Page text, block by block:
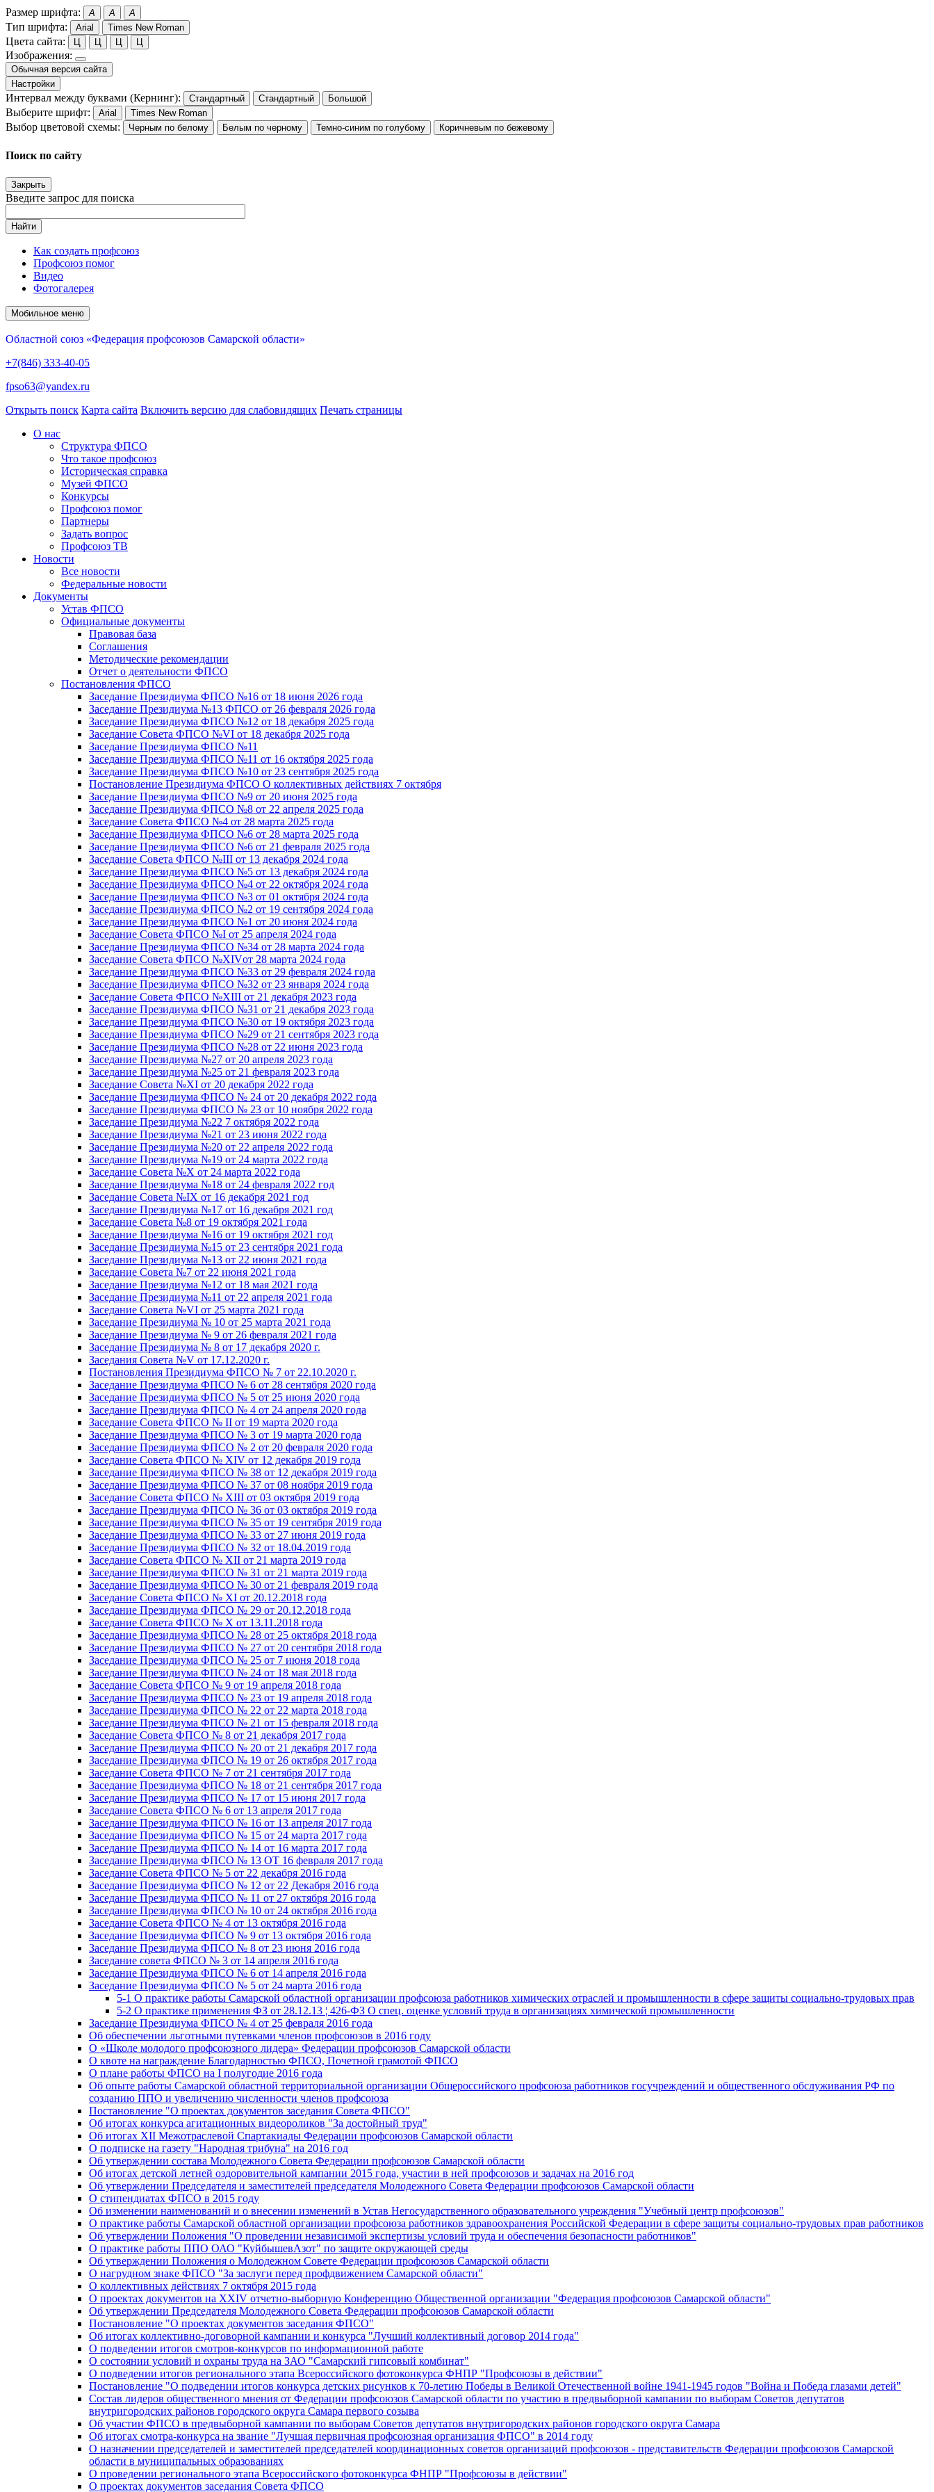
Размер шрифта: A A A
Тип шрифта: Arial Times New Roman
Цвета сайта: Ц Ц Ц Ц
Изображения:
Обычная версия сайта
Настройки
Интервал между буквами (Кернинг): Стандартный Стандартный Большой
Выберите шрифт: Arial Times New Roman
Выбор цветовой схемы: Черным по белому Белым по черному Темно-синим по голубому Коричневым по бежевому
Поиск по сайту
Закрыть
Введите запрос для поиска
Найти
Как создать профсоюз
Профсоюз помог
Видео
Фотогалерея
Мобильное меню
Областной союз «Федерация профсоюзов Самарской области»
+7(846) 333-40-05
fpso63@yandex.ru
Открыть поиск Карта сайта Включить версию для слабовидящих Печать страницы
О нас
Структура ФПСО
Что такое профсоюз
Историческая справка
Музей ФПСО
Конкурсы
Профсоюз помог
Партнеры
Задать вопрос
Профсоюз ТВ
Новости
Все новости
Федеральные новости
Документы
Устав ФПСО
Официальные документы
Правовая база
Соглашения
Методические рекомендации
Отчет о деятельности ФПСО
Постановления ФПСО
Заседание Президиума ФПСО №16 от 18 июня 2026 года
Заседание Президиума №13 ФПСО от 26 февраля 2026 года
Заседание Президиума ФПСО №12 от 18 декабря 2025 года
Заседание Совета ФПСО №VI от 18 декабря 2025 года
Заседание Президиума ФПСО №11
Заседание Президиума ФПСО №11 от 16 октября 2025 года
Заседание Президиума ФПСО №10 от 23 сентября 2025 года
Постановление Президиума ФПСО О коллективных действиях 7 октября
Заседание Президиума ФПСО №9 от 20 июня 2025 года
Заседание Президиума ФПСО №8 от 22 апреля 2025 года
Заседание Совета ФПСО №4 от 28 марта 2025 года
Заседание Президиума ФПСО №6 от 28 марта 2025 года
Заседание Президиума ФПСО №6 от 21 февраля 2025 года
Заседание Совета ФПСО №III от 13 декабря 2024 года
Заседание Президиума ФПСО №5 от 13 декабря 2024 года
Заседание Президиума ФПСО №4 от 22 октября 2024 года
Заседание Президиума ФПСО №3 от 01 октября 2024 года
Заседание Президиума ФПСО №2 от 19 сентября 2024 года
Заседание Президиума ФПСО №1 от 20 июня 2024 года
Заседание Совета ФПСО №I от 25 апреля 2024 года
Заседание Президиума ФПСО №34 от 28 марта 2024 года
Заседание Совета ФПСО №XIVот 28 марта 2024 года
Заседание Президиума ФПСО №33 от 29 февраля 2024 года
Заседание Президиума ФПСО №32 от 23 января 2024 года
Заседание Совета ФПСО №XIII от 21 декабря 2023 года
Заседание Президиума ФПСО №31 от 21 декабря 2023 года
Заседание Президиума ФПСО №30 от 19 октября 2023 года
Заседание Президиума ФПСО №29 от 21 сентября 2023 года
Заседание Президиума ФПСО №28 от 22 июня 2023 года
Заседание Президиума №27 от 20 апреля 2023 года
Заседание Президиума №25 от 21 февраля 2023 года
Заседание Совета №XI от 20 декабря 2022 года
Заседание Президиума ФПСО № 24 от 20 декабря 2022 года
Заседание Президиума ФПСО № 23 от 10 ноября 2022 года
Заседание Президиума №22 7 октября 2022 года
Заседание Президиума №21 от 23 июня 2022 года
Заседание Президиума №20 от 22 апреля 2022 года
Заседание Президиума №19 от 24 марта 2022 года
Заседание Совета №X от 24 марта 2022 года
Заседание Президиума №18 от 24 февраля 2022 год
Заседание Совета №IX от 16 декабря 2021 год
Заседание Президиума №17 от 16 декабря 2021 год
Заседание Совета №8 от 19 октября 2021 года
Заседание Президиума №16 от 19 октября 2021 год
Заседание Президиума №15 от 23 сентября 2021 года
Заседание Президиума №13 от 22 июня 2021 года
Заседание Совета №7 от 22 июня 2021 года
Заседание Президиума №12 от 18 мая 2021 года
Заседание Президиума №11 от 22 апреля 2021 года
Заседание Совета №VI от 25 марта 2021 года
Заседание Президиума № 10 от 25 марта 2021 года
Заседание Президиума № 9 от 26 февраля 2021 года
Заседание Президиума № 8 от 17 декабря 2020 г.
Заседания Совета №V от 17.12.2020 г.
Постановления Президиума ФПСО № 7 от 22.10.2020 г.
Заседание Президиума ФПСО № 6 от 28 сентября 2020 года
Заседание Президиума ФПСО № 5 от 25 июня 2020 года
Заседание Президиума ФПСО № 4 от 24 апреля 2020 года
Заседание Совета ФПСО № II от 19 марта 2020 года
Заседание Президиума ФПСО № 3 от 19 марта 2020 года
Заседание Президиума ФПСО № 2 от 20 февраля 2020 года
Заседание Совета ФПСО № XIV от 12 декабря 2019 года
Заседание Президиума ФПСО № 38 от 12 декабря 2019 года
Заседание Президиума ФПСО № 37 от 08 ноября 2019 года
Заседание Совета ФПСО № XIII от 03 октября 2019 года
Заседание Президиума ФПСО № 36 от 03 октября 2019 года
Заседание Президиума ФПСО № 35 от 19 сентября 2019 года
Заседание Президиума ФПСО № 33 от 27 июня 2019 года
Заседание Президиума ФПСО № 32 от 18.04.2019 года
Заседание Совета ФПСО № XII от 21 марта 2019 года
Заседание Президиума ФПСО № 31 от 21 марта 2019 года
Заседание Президиума ФПСО № 30 от 21 февраля 2019 года
Заседание Совета ФПСО № XI от 20.12.2018 года
Заседание Президиума ФПСО № 29 от 20.12.2018 года
Заседание Совета ФПСО № X от 13.11.2018 года
Заседание Президиума ФПСО № 28 от 25 октября 2018 года
Заседание Президиума ФПСО № 27 от 20 сентября 2018 года
Заседание Президиума ФПСО № 25 от 7 июня 2018 года
Заседание Президиума ФПСО № 24 от 18 мая 2018 года
Заседание Совета ФПСО № 9 от 19 апреля 2018 года
Заседание Президиума ФПСО № 23 от 19 апреля 2018 года
Заседание Президиума ФПСО № 22 от 22 марта 2018 года
Заседание Президиума ФПСО № 21 от 15 февраля 2018 года
Заседание Совета ФПСО № 8 от 21 декабря 2017 года
Заседание Президиума ФПСО № 20 от 21 декабря 2017 года
Заседание Президиума ФПСО № 19 от 26 октября 2017 года
Заседание Совета ФПСО № 7 от 21 сентября 2017 года
Заседание Президиума ФПСО № 18 от 21 сентября 2017 года
Заседание Президиума ФПСО № 17 от 15 июня 2017 года
Заседание Совета ФПСО № 6 от 13 апреля 2017 года
Заседание Президиума ФПСО № 16 от 13 апреля 2017 года
Заседание Президиума ФПСО № 15 от 24 марта 2017 года
Заседание Президиума ФПСО № 14 от 16 марта 2017 года
Заседание Президиума ФПСО № 13 ОТ 16 февраля 2017 года
Заседание Совета ФПСО № 5 от 22 декабря 2016 года
Заседание Президиума ФПСО № 12 от 22 Декабря 2016 года
Заседание Президиума ФПСО № 11 от 27 октября 2016 года
Заседание Президиума ФПСО № 10 от 24 октября 2016 года
Заседание Совета ФПСО № 4 от 13 октября 2016 года
Заседание Президиума ФПСО № 9 от 13 октября 2016 года
Заседание Президиума ФПСО № 8 от 23 июня 2016 года
Заседание совета ФПСО № 3 от 14 апреля 2016 года
Заседание Президиума ФПСО № 6 от 14 апреля 2016 года
Заседание Президиума ФПСО № 5 от 24 марта 2016 года
5-1 О практике работы Самарской областной организации профсоюза работников химических отраслей и промышленности в сфере защиты социально-трудовых прав
5-2 О практике применения ФЗ от 28.12.13 ¦ 426-ФЗ О спец. оценке условий труда в организациях химической промышленности
Заседание Президиума ФПСО № 4 от 25 февраля 2016 года
Об обеспечении льготными путевками членов профсоюзов в 2016 году
О «Школе молодого профсоюзного лидера» Федерации профсоюзов Самарской области
О квоте на награждение Благодарностью ФПСО, Почетной грамотой ФПСО
О плане работы ФПСО на I полугодие 2016 года
Об опыте работы Самарской областной территориальной организации Общероссийского профсоюза работников госучреждений и общественного обслуживания РФ по
созданию ППО и увеличению численности членов профсоюза
Постановление "О проектах документов заседания Совета ФПСО"
Об итогах конкурса агитационных видеороликов "За достойный труд"
Об итогах XII Межотраслевой Спартакиады Федерации профсоюзов Самарской области
О подписке на газету "Народная трибуна" на 2016 год
Об утверждении состава Молодежного Совета Федерации профсоюзов Самарской области
Об итогах детской летней оздоровительной кампании 2015 года, участии в ней профсоюзов и задачах на 2016 год
Об утверждении Председателя и заместителей председателя Молодежного Совета Федерации профсоюзов Самарской области
О стипендиатах ФПСО в 2015 году
Об изменении наименований и о внесении изменений в Устав Негосударственного образовательного учреждения "Учебный центр профсоюзов"
О практике работы Самарской областной организации профсоюза работников здравоохранения Российской Федерации в сфере защиты социально-трудовых прав работников
Об утверждении Положения "О проведении независимой экспертизы условий труда и обеспечения безопасности работников"
О практике работы ППО ОАО "КуйбышевАзот" по защите окружающей среды
Об утверждении Положения о Молодежном Совете Федерации профсоюзов Самарской области
О нагрудном знаке ФПСО "За заслуги перед профдвижением Самарской области"
О коллективных действиях 7 октября 2015 года
О проектах документов на XXIV отчетно-выборную Конференцию Общественной организации "Федерация профсоюзов Самарской области"
Об утверждении Председателя Молодежного Совета Федерации профсоюзов Самарской области
Постановление "О проектах документов заседания ФПСО"
Об итогах коллективно-договорной кампании и конкурса "Лучший коллективный договор 2014 года"
О подведении итогов смотров-конкурсов по информационной работе
О состоянии условий и охраны труда на ЗАО "Самарский гипсовый комбинат"
О подведении итогов регионального этапа Всероссийского фотоконкурса ФНПР "Профсоюзы в действии"
Постановление "О подведении итогов конкурса детских рисунков к 70-летию Победы в Великой Отечественной войне 1941-1945 годов "Война и Победа глазами детей"
Состав лидеров общественного мнения от Федерации профсоюзов Самарской области по участию в предвыборной кампании по выборам Советов депутатов
внутригородских районов городского округа Самара первого созыва
Об участии ФПСО в предвыборной кампании по выборам Советов депутатов внутригородских районов городского округа Самара
Об итогах смотра-конкурса на звание "Лучшая первичная профсоюзная организация ФПСО" в 2014 году
О назначении председателей и заместителей председателей координационных советов организаций профсоюзов - представительств Федерации профсоюзов Самарской
области в муниципальных образованиях
О проведении регионального этапа Всероссийского фотоконкурса ФНПР "Профсоюзы в действии"
О проектах документов заседания Совета ФПСО